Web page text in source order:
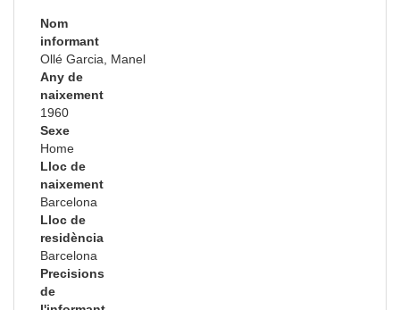
Nom
informant
Ollé Garcia, Manel
Any de
naixement
1960
Sexe
Home
Lloc de
naixement
Barcelona
Lloc de
residència
Barcelona
Precisions
de